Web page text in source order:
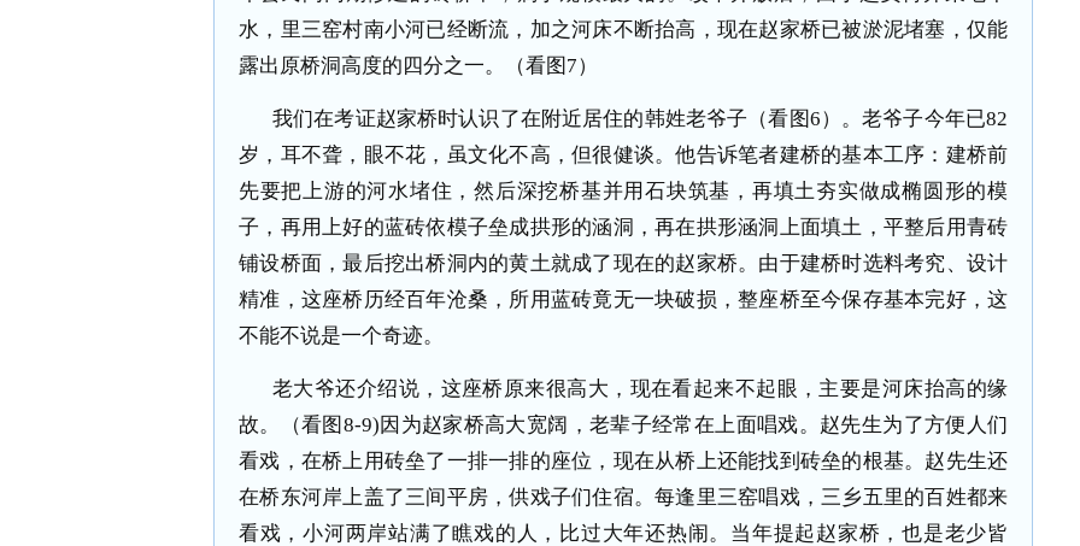
水，里三窑村南小河已经断流，加之河床不断抬高，现在赵家桥已被淤泥堵塞，仅能
露出原桥洞高度的四分之一。（看图7）
我们在考证赵家桥时认识了在附近居住的韩姓老爷子（看图6）。老爷子今年已82
岁，耳不聋，眼不花，虽文化不高，但很健谈。他告诉笔者建桥的基本工序：建桥前
先要把上游的河水堵住，然后深挖桥基并用石块筑基，再填土夯实做成椭圆形的模
子，再用上好的蓝砖依模子垒成拱形的涵洞，再在拱形涵洞上面填土，平整后用青砖
铺设桥面，最后挖出桥洞内的黄土就成了现在的赵家桥。由于建桥时选料考究、设计
精准，这座桥历经百年沧桑，所用蓝砖竟无一块破损，整座桥至今保存基本完好，这
不能不说是一个奇迹。
老大爷还介绍说，这座桥原来很高大，现在看起来不起眼，主要是河床抬高的缘
故。（看图8-9)因为赵家桥高大宽阔，老辈子经常在上面唱戏。赵先生为了方便人们
看戏，在桥上用砖垒了一排一排的座位，现在从桥上还能找到砖垒的根基。赵先生还
在桥东河岸上盖了三间平房，供戏子们住宿。每逢里三窑唱戏，三乡五里的百姓都来
看戏，小河两岸站满了瞧戏的人，比过大年还热闹。当年提起赵家桥，也是老少皆